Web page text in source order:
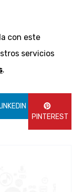
con este
servicios
.
PINTEREST